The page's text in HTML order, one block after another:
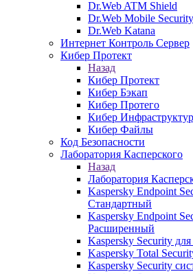
Dr.Web ATM Shield
Dr.Web Mobile
Dr.Web Katana
Интернет Контроль Сервер
Кибер Протект
Назад
Кибер Протект
Кибер Бэкап
Кибер Протего
Кибер
Кибер Файлы
Код Безопасности
Лаборатория Касперского
Назад
Лаборатория
Kaspersky Endpoint
Стандартный
Kaspersky Endpoint
Расширенный
Kaspersky Security
Kaspersky Total
Kaspersky Security